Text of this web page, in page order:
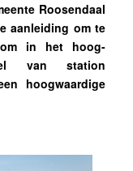
Roosendaal
aanleiding om te
in het hoog-
van station
hoogwaardige